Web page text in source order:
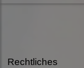
Rechtliches